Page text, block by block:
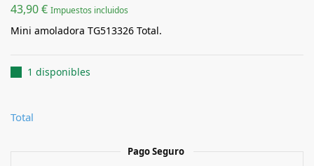
43,90€ Impuestos incluidos
Mini amoladora TG513326 Total.
1 disponibles
Total
Pago Seguro